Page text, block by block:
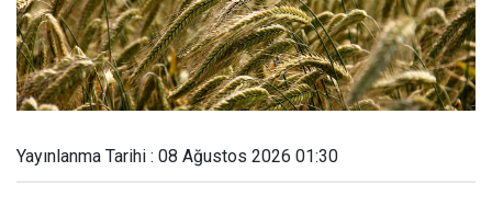
Yayınlanma Tarihi : 08 Ağustos 2026 01:30